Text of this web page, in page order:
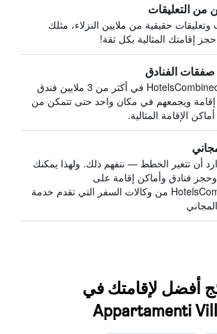
من التعليقات
وتعليقات حقيقية من ملايين النزلاء، مثلك
إقامتك المثالية بكل ثقة!
الفنادق
يبحث HotelsCombined في أكثر من 3 ملايين فندق
ويجمعهم في مكان واحد حتى تتمكن من
الإقامة المثالية.
أن تتغير الخطط — نتفهم ذلك. ولهذا يمكنك
فنادق وأماكن إقامة على
HotelsCombined من وكالات السفر التي تقدم خدمة
أفضل لإقامتك في
Appartamenti